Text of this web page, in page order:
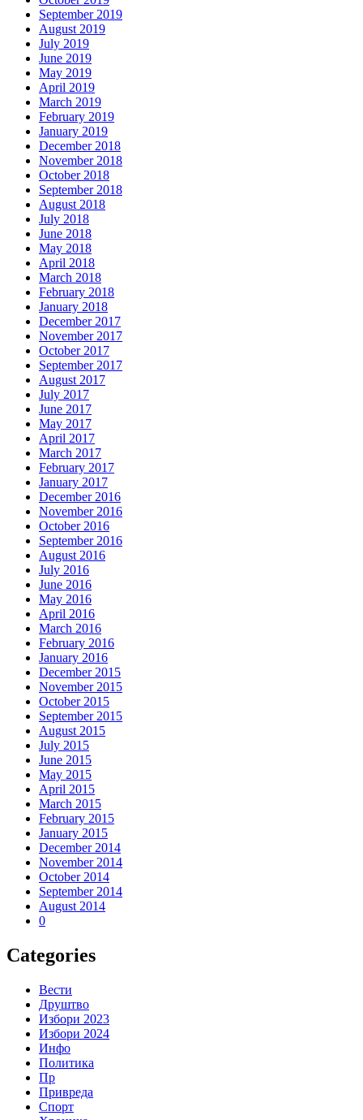
September 2019
August 2019
July 2019
June 2019
May 2019
April 2019
March 2019
February 2019
January 2019
December 2018
November 2018
October 2018
September 2018
August 2018
July 2018
June 2018
May 2018
April 2018
March 2018
February 2018
January 2018
December 2017
November 2017
October 2017
September 2017
August 2017
July 2017
June 2017
May 2017
April 2017
March 2017
February 2017
January 2017
December 2016
November 2016
October 2016
September 2016
August 2016
July 2016
June 2016
May 2016
April 2016
March 2016
February 2016
January 2016
December 2015
November 2015
October 2015
September 2015
August 2015
July 2015
June 2015
May 2015
April 2015
March 2015
February 2015
January 2015
December 2014
November 2014
October 2014
September 2014
August 2014
0
Categories
Вести
Друштво
Избори 2023
Избори 2024
Инфо
Политика
Пр
Привреда
Спорт